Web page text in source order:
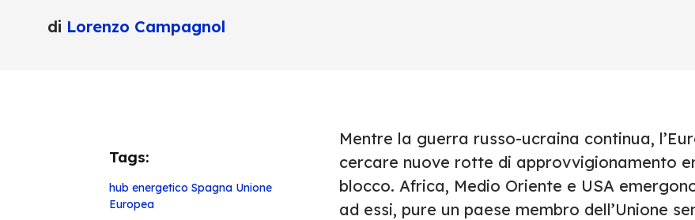
di Lorenzo Campagnol
Tags:
hub energetico Spagna Unione
Europea
Mentre la guerra russo-ucraina continua,
cercare nuove rotte di approvvigionamento
blocco. Africa, Medio Oriente e USA
ad essi, pure un paese membro dell’Unione